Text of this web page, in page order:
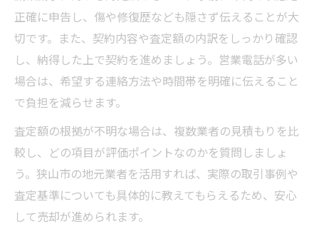
正確に申告し、傷や修復歴なども隠さず伝えることが大
切です。また、契約内容や査定額の内訳をしっかり確認
し、納得した上で契約を進めましょう。営業電話が多い
場合は、希望する連絡方法や時間帯を明確に伝えること
で負担を減らせます。
査定額の根拠が不明な場合は、複数業者の見積もりを比
較し、どの項目が評価ポイントなのかを質問しましょ
う。狭山市の地元業者を活用すれば、実際の取引事例や
査定基準についても具体的に教えてもらえるため、安心
して売却が進められます。